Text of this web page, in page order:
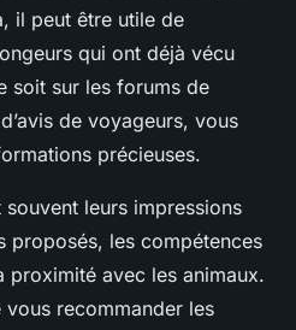
il peut être utile de
qui ont déjà vécu
soit sur les forums de
de voyageurs, vous
précieuses.
leurs impressions
proposés, les compétences
proximité avec les animaux.
recommander les